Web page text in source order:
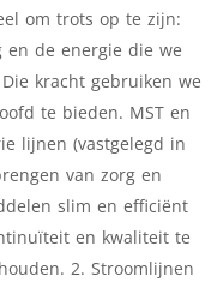
om trots op te zijn:
en de energie die we
kracht gebruiken we
te bieden. MST en
lijnen (vastgelegd in
van zorg en
slim en efficiënt
en kwaliteit te
2. Stroomlijnen